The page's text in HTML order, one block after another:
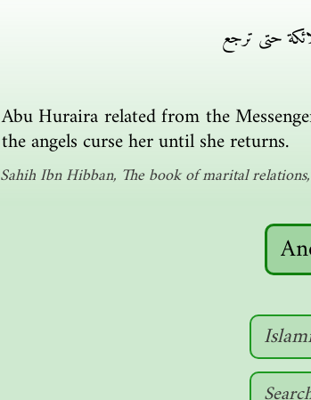
حتى ترجع
Abu Huraira related from the
the angels curse her until she returns.
Sahih Ibn Hibban, The book of marital